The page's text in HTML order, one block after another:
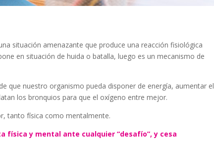
situación amenazante que produce una reacción fisiológica
en situación de huida o batalla, luego es un mecanismo de
que nuestro organismo pueda disponer de energía, aumentar el
los bronquios para que el oxígeno entre mejor.
tanto física como mentalmente.
y mental ante cualquier “desafío”, y cesa